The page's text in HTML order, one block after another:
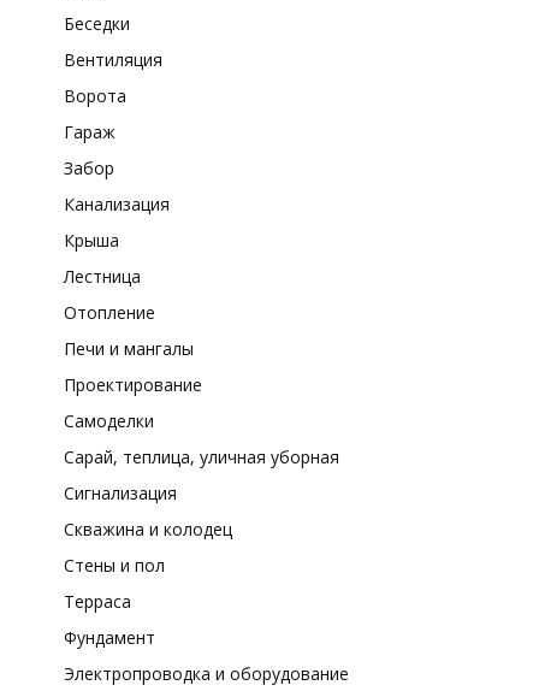
Беседки
Вентиляция
Ворота
Гараж
Забор
Канализация
Крыша
Лестница
Отопление
Печи и мангалы
Проектирование
Самоделки
Сарай, теплица, уличная уборная
Сигнализация
Скважина и колодец
Стены и пол
Терраса
Фундамент
Электропроводка и оборудование